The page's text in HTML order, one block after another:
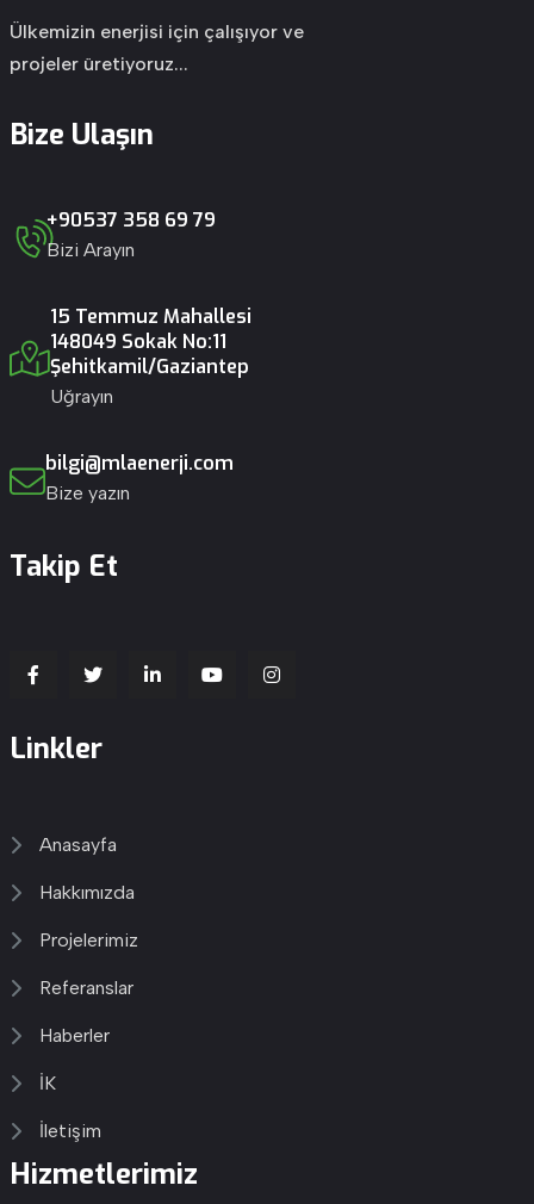
Ülkemizin enerjisi için çalışıyor ve
projeler üretiyoruz...
Bize Ulaşın
+90537 358 69 79
Bizi Arayın
15 Temmuz Mahallesi
148049 Sokak No:11
Şehitkamil/Gaziantep
Uğrayın
bilgi@mlaenerji.com
Bize yazın
Takip Et
Linkler
Anasayfa
Hakkımızda
Projelerimiz
Referanslar
Haberler
İK
İletişim
Hizmetlerimiz